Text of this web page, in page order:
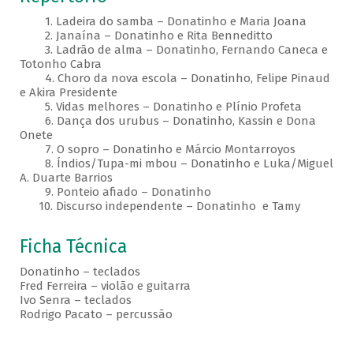
1. Ladeira do samba – Donatinho e Maria Joana
2. Janaína – Donatinho e Rita Benneditto
3. Ladrão de alma – Donatinho, Fernando Caneca e
Totonho Cabra
4. Choro da nova escola – Donatinho, Felipe Pinaud
e Akira Presidente
5. Vidas melhores – Donatinho e Plínio Profeta
6. Dança dos urubus – Donatinho, Kassin e Dona
Onete
7. O sopro – Donatinho e Márcio Montarroyos
8. Índios/Tupa-mi mbou – Donatinho e Luka/Miguel
A. Duarte Barrios
9. Ponteio afiado – Donatinho
10. Discurso independente – Donatinho e Tamy
Ficha Técnica
Donatinho – teclados
Fred Ferreira – violão e guitarra
Ivo Senra – teclados
Rodrigo Pacato – percussão